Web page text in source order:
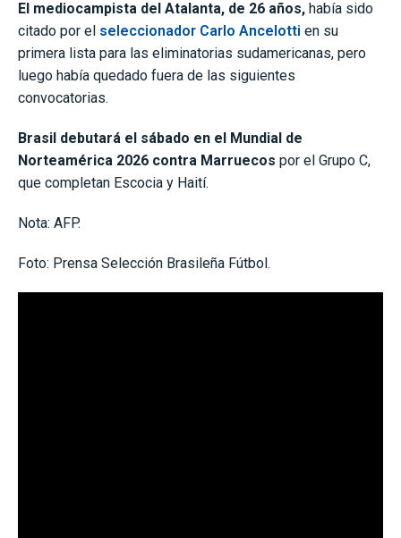
El mediocampista del Atalanta, de 26 años, había sido
citado por el seleccionador Carlo Ancelotti en su
primera lista para las eliminatorias sudamericanas, pero
luego había quedado fuera de las siguientes
convocatorias.
Brasil debutará el sábado en el Mundial de
Norteamérica 2026 contra Marruecos por el Grupo C,
que completan Escocia y Haití.
Nota: AFP.
Foto: Prensa Selección Brasileña Fútbol.